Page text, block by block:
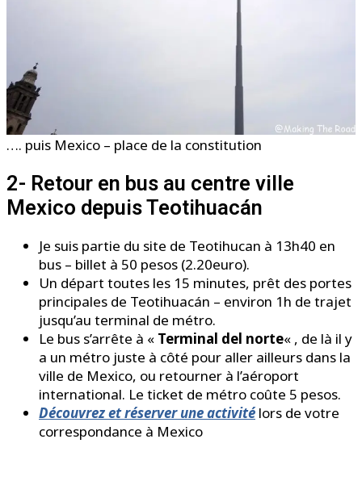
…. puis Mexico – place de la constitution
2- Retour en bus au centre ville
Mexico depuis Teotihuacán
Je suis partie du site de Teotihucan à 13h40 en
bus – billet à 50 pesos (2.20euro).
Un départ toutes les 15 minutes, prêt des portes
principales de Teotihuacán – environ 1h de trajet
jusqu’au terminal de métro.
Le bus s’arrête à « Terminal del norte« , de là il y
a un métro juste à côté pour aller ailleurs dans la
ville de Mexico, ou retourner à l’aéroport
international. Le ticket de métro coûte 5 pesos.
Découvrez et réserver une activité lors de votre
correspondance à Mexico